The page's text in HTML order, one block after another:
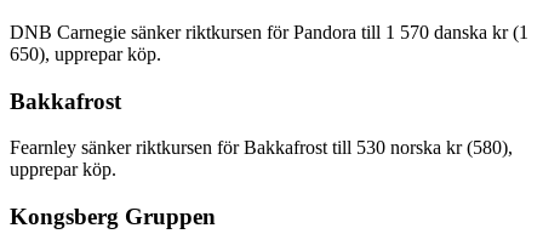
DNB Carnegie sänker riktkursen för Pandora till 1 570 danska kr (1
650), upprepar köp.
Bakkafrost
Fearnley sänker riktkursen för Bakkafrost till 530 norska kr (580),
upprepar köp.
Kongsberg Gruppen